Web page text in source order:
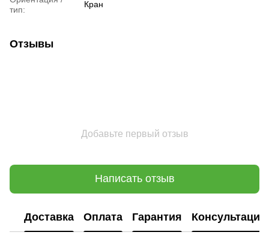
тип:
Кран
Отзывы
Добавьте первый отзыв
Написать отзыв
Доставка Оплата Гарантия Консультация